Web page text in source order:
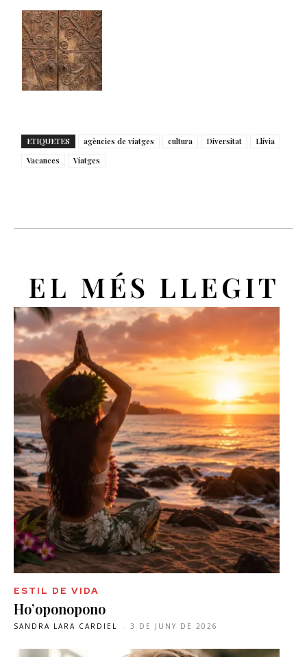
ETIQUETES agències de viatges cultura Diversitat
Llívia
Vacances
Viatges
EL MÉS LLEGIT
ESTIL DE VIDA
Ho’oponopono
SANDRA LARA CARDIEL - 3 DE JUNY DE 2026